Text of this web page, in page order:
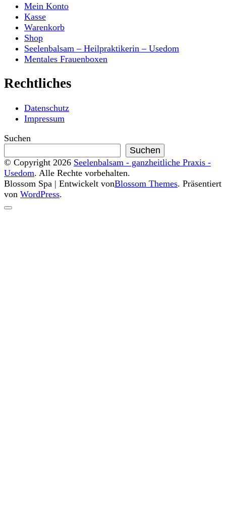
Mein Konto
Kasse
Warenkorb
Shop
Seelenbalsam – Heilpraktikerin – Usedom
Mentales Frauenboxen
Rechtliches
Datenschutz
Impressum
Suchen
Suchen
© Copyright 2026 Seelenbalsam - ganzheitliche Praxis -
Usedom. Alle Rechte vorbehalten.
Blossom Spa | Entwickelt vonBlossom Themes. Präsentiert
von WordPress.